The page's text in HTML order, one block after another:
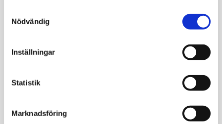
Nödvändig
Inställningar
Statistik
Marknadsföring
Ditt telefonnummer
Jag godkänner att mina personuppgifter